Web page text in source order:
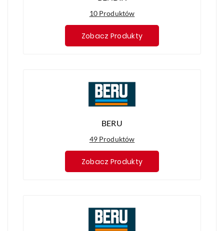
10 Produktów
Zobacz Produkty
BERU
49 Produktów
Zobacz Produkty